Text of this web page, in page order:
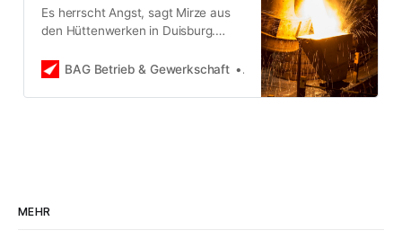
Es herrscht Angst, sagt Mirze aus
den Hüttenwerken in Duisburg.
spüren die Krise: Alle
Kurzarbeit, fast alle Leiharbeiter
BAG Betrieb & Gewerkschaft Bundessprecher*innenrat
MEHR